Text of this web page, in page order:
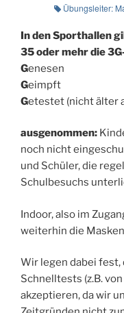
Übungsleiter:
In den Sporthallen
35 oder mehr die
Genesen
Geimpft
Getestet (nicht älter
ausgenommen:
noch nicht
und Schüler, die
Schulbesuchs
Indoor, also im
weiterhin die
Wir legen dabei fest,
Schnelltests (z.B.
akzeptieren, da wir